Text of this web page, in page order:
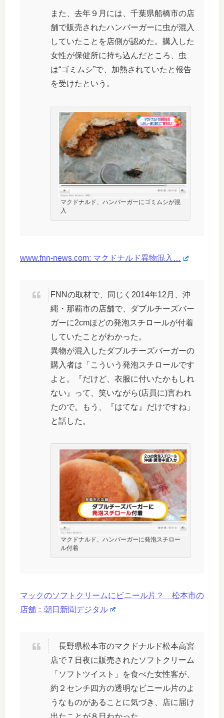
また、去年９月には、千葉県船橋市の店
舗で販売されたハンバーガーに虫が混入
していたことを店側が認めた。購入した
女性が保健所に持ち込んだところ、虫
は“ゴミムシ”で、加熱されていたと報告
を受けたという。
マクドナルド、ハンバーガーにゴミムシが混
入
www.fnn-news.com: マクドナルド異物混入…
FNNの取材で、同じく2014年12月、沖
縄・那覇市の店舗で、ダブルチーズバー
ガーに2cmほどの発泡スチロールが付着
していたことがわかった。
異物が混入したダブルチーズバーガーの
購入者は「こういう発泡スチロールです
よと。『だけど、衣服に付いたかもしれ
ない』って、笑いながら(店員に)言われ
たので。もう、『はてな』だけですね」
と話した。
マクドナルド、ハンバーガーに発泡スチロー
ル付着
マックのソフトクリームにビニール片？ 松本市の
店舗：朝日新聞デジタル
長野県松本市のマクドナルド松本高宮
店で７日夜に販売されたソフトクリーム
「ソフトツイスト」を食べた女性客が、
約２センチ四方の透明なビニール片のよ
うなものがあることに気づき、店に届け